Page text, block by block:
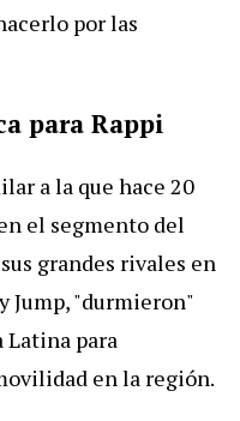
porlas
para Rappi
a la que hace 20
el segmento del
sus grandes rivales en
yJump, "durmieron"
Latina para
en la región.